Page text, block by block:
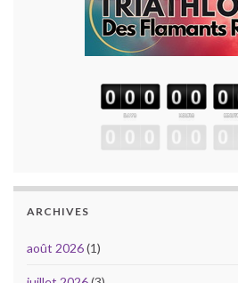
ARCHIVES
août 2026(1)